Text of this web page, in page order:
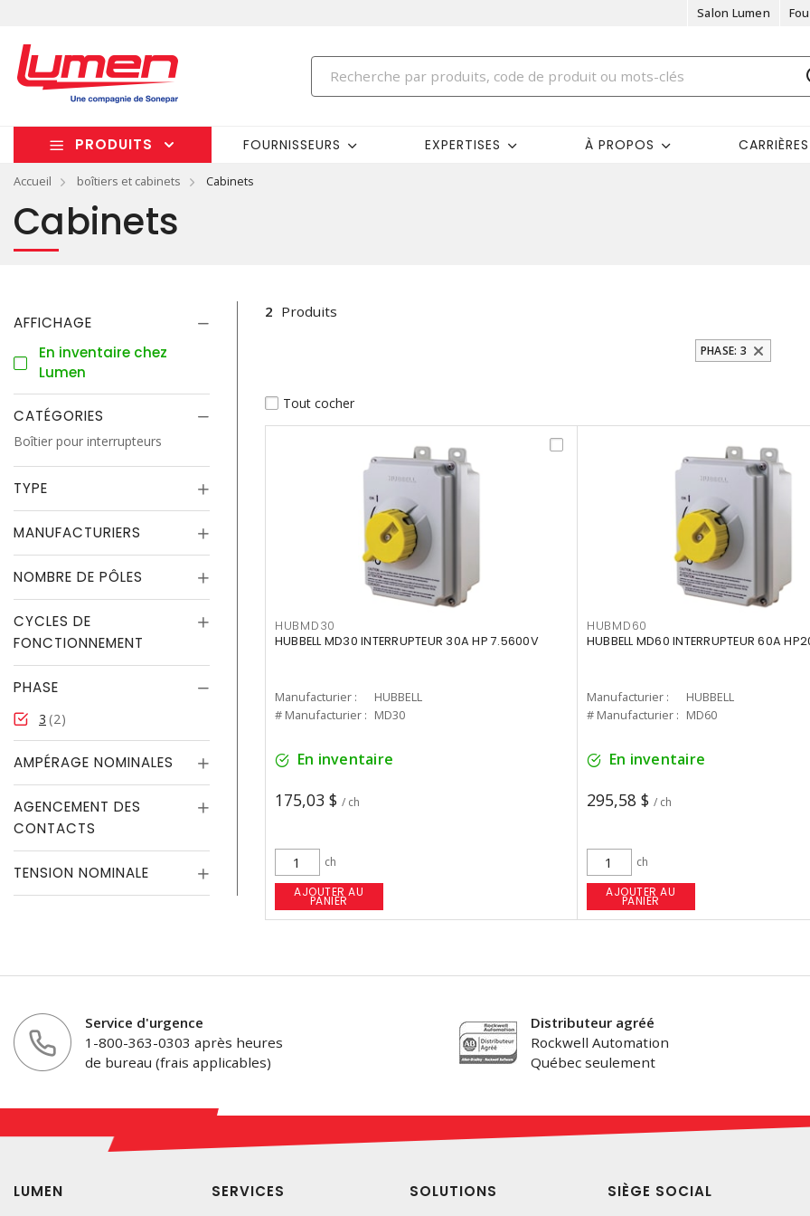
Salon Lumen
PRODUITS FOURNISSEURS EXPERTISES À PROPOS CARRIÈRES
Accueil boîtiers et cabinets Cabinets
Cabinets
AFFICHAGE
En inventaire chez
Lumen
CATÉGORIES
Boîtier pour interrupteurs
TYPE
MANUFACTURIERS
NOMBRE DE PÔLES
CYCLES DE
FONCTIONNEMENT
PHASE
3 2
AMPÉRAGE NOMINALES
AGENCEMENT DES
CONTACTS
TENSION NOMINALE
2 Produits
PHASE: 3
Tout cocher
HUBMD30
HUBBELL MD30 INTERRUPTEUR 30A HP 7.5600V
Manufacturier :
HUBBELL
# Manufacturier : MD30
En inventaire
175,03 $ / ch
ch
AJOUTER AU
PANIER
HUBMD60
HUBBELL MD60 INTERRUPTEUR 60A
Manufacturier :
HUBBELL
# Manufacturier : MD60
En inventaire
295,58 $ / ch
ch
AJOUTER AU
PANIER
Service d'urgence
1-800-363-0303 après heures
de bureau (frais applicables)
Distributeur agréé
Rockwell Automation
Québec seulement
LUMEN SERVICES SOLUTIONS SIÈGE SOCIAL